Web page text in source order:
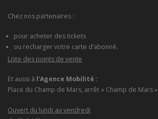
Chez nos partenaires :
pour acheter des tickets
ou recharger votre carte d’abonné.
Liste des points de vente
Et aussi à l'Agence Mobilité :
Place du Champ de Mars, arrêt « Champ de Mars »
Ouvert du lundi au vendredi